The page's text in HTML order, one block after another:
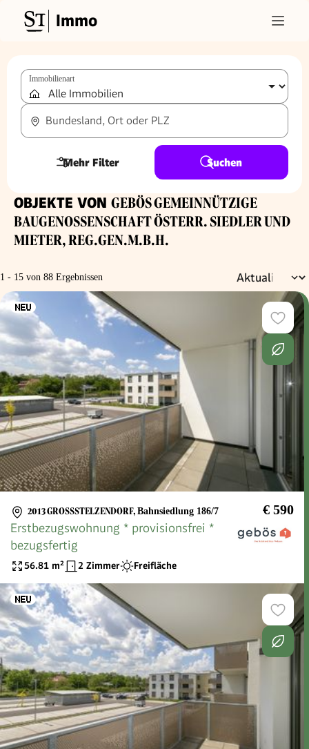
Immo
Immobilienart
Bundesland, Ort oder PLZ
Mehr Filter Suchen
OBJEKTE VON GEBÖS GEMEINNÜTZIGE
BAUGENOSSENSCHAFT ÖSTERR. SIEDLER UND
MIETER, REG.GEN.M.B.H.
1 - 15 von 88 Ergebnissen
2013 GROSSSTELZENDORF , Bahnsiedlung 186/7 € 590
Erstbezugswohnung * provisionsfrei *
bezugsfertig
56.81 m² 2 Zimmer Freifläche